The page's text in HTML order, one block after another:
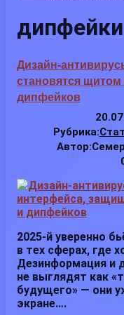
дипфейки
Дизайн-
становятся
дипфейков
Рубрика:
Автор:
2025-й уверенно
в тех сферах, где
Дезинформация и
не выглядят как
будущего» — они
экране….